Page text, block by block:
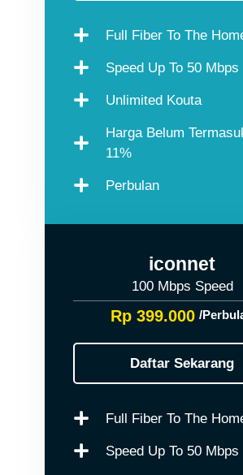
Full Fiber To The
Speed Up To 50 Mbps
Unlimited Kouta
Harga Belum
11%
Perbulan
iconnet
100 Mbps Speed
Rp 399.000 /
Daftar Sekarang
Full Fiber To The
Speed Up To 50 Mbps